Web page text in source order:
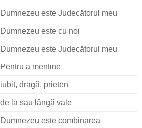
Dumnezeu este Judecătorul meu
Dumnezeu este cu noi
Dumnezeu este Judecătorul meu
Pentru a menține
iubit, dragă, prieten
de la sau lângă vale
Dumnezeu este combinarea